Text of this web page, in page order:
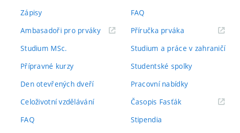
Zápisy
Ambasadoři pro prváky(externí
Studium MSc.
Přípravné kurzy
Den otevřených dveří
Celoživotní vzdělávání
FAQ
FAQ
Příručka prváka(externí
Studium a práce v zahraničí
Studentské spolky
Pracovní nabídky
Časopis Fasťák(externí
Stipendia